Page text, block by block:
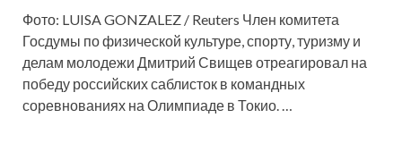
Фото: LUISA GONZALEZ / Reuters Член комитета
Госдумы по физической культуре, спорту, туризму и
делам молодежи Дмитрий Свищев отреагировал на
победу российских саблисток в командных
соревнованиях на Олимпиаде в Токио. …